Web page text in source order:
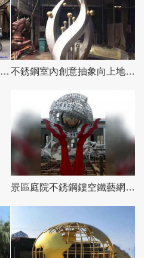
大型不銹鋼鏡面地球儀雕塑擺件，豐富校園戶外公園景觀 不銹鋼室內創意抽象向上地球儀雕塑
景區庭院不銹鋼鏤空鐵藝網格地球儀雕塑